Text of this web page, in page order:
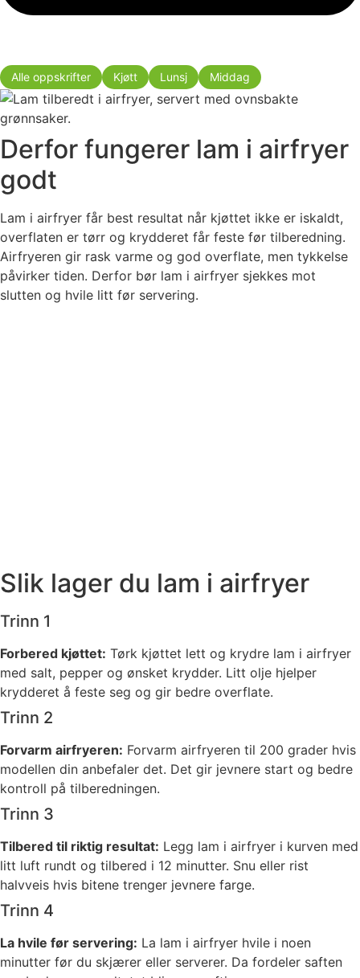
Alle oppskrifter Kjøtt Lunsj Middag
Derfor fungerer lam i airfryer
godt
Lam i airfryer får best resultat når kjøttet ikke er iskaldt,
overflaten er tørr og krydderet får feste før tilberedning.
Airfryeren gir rask varme og god overflate, men tykkelse
påvirker tiden. Derfor bør lam i airfryer sjekkes mot
slutten og hvile litt før servering.
Slik lager du lam i airfryer
Trinn 1
Forbered kjøttet: Tørk kjøttet lett og krydre lam i airfryer
med salt, pepper og ønsket krydder. Litt olje hjelper
krydderet å feste seg og gir bedre overflate.
Trinn 2
Forvarm airfryeren: Forvarm airfryeren til 200 grader hvis
modellen din anbefaler det. Det gir jevnere start og bedre
kontroll på tilberedningen.
Trinn 3
Tilbered til riktig resultat: Legg lam i airfryer i kurven med
litt luft rundt og tilbered i 12 minutter. Snu eller rist
halvveis hvis bitene trenger jevnere farge.
Trinn 4
La hvile før servering: La lam i airfryer hvile i noen
minutter før du skjærer eller serverer. Da fordeler saften